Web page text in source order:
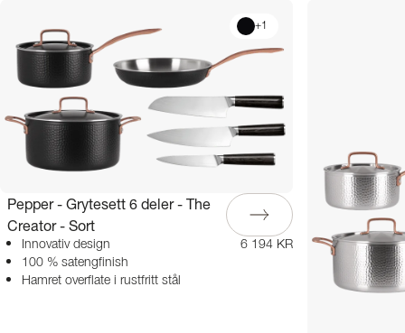
+1
Pepper - Grytesett 6 deler - The
Creator - Sort
Innovativ design
100 % satengfinish
Hamret overflate i rustfritt stål
6 194 KR